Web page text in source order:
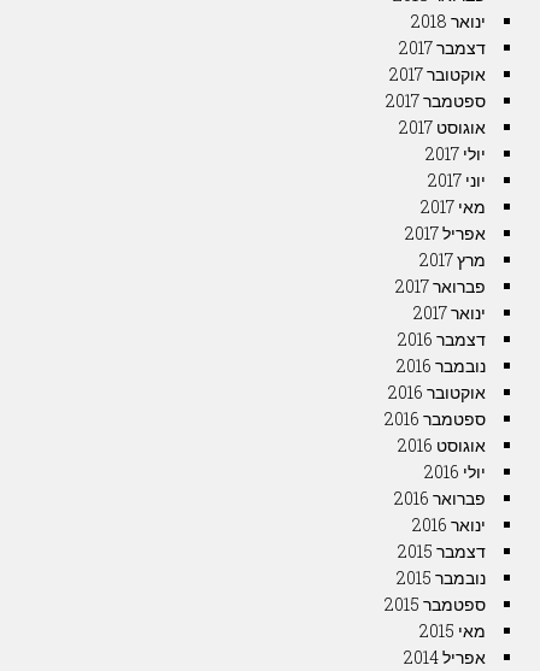
ינואר 2018
דצמבר 2017
אוקטובר 2017
ספטמבר 2017
אוגוסט 2017
יולי 2017
יוני 2017
מאי 2017
אפריל 2017
מרץ 2017
פברואר 2017
ינואר 2017
דצמבר 2016
נובמבר 2016
אוקטובר 2016
ספטמבר 2016
אוגוסט 2016
יולי 2016
פברואר 2016
ינואר 2016
דצמבר 2015
נובמבר 2015
ספטמבר 2015
מאי 2015
אפריל 2014